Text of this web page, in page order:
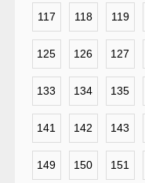
117 118 119
125 126 127
133 134 135
141 142 143
149 150 151